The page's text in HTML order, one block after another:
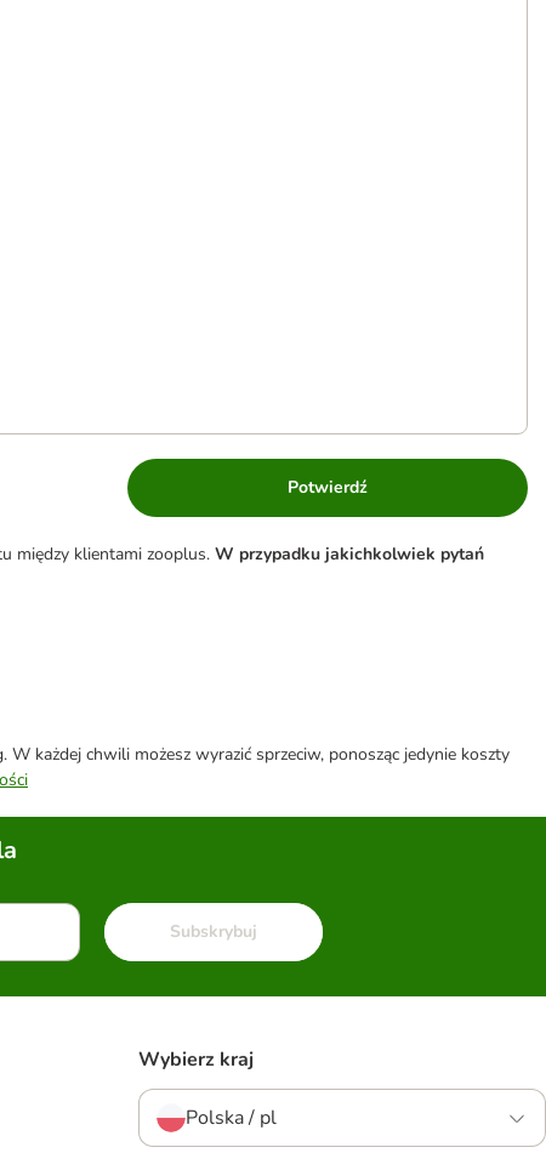
Potwierdź
między klientami zooplus. W przypadku jakichkolwiek pytań
każdej chwili możesz wyrazić sprzeciw, ponosząc jedynie koszty
Subskrybuj
Wybierz kraj
Polska / pl